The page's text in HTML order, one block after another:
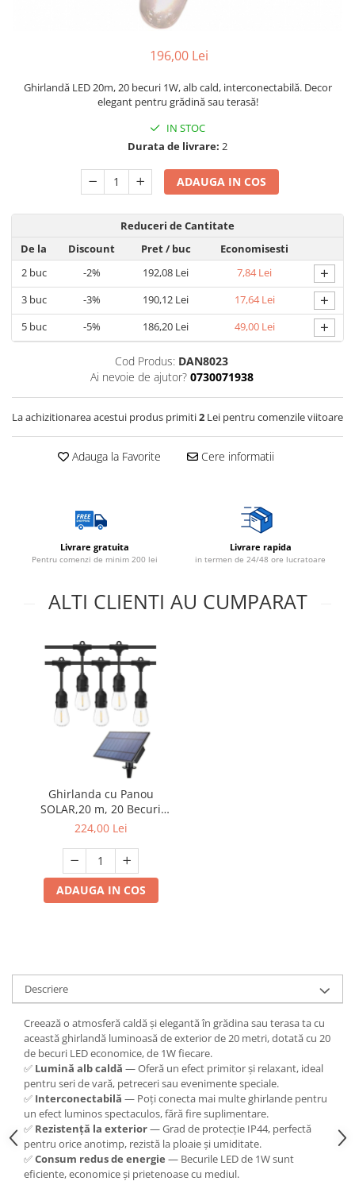
Veioze/Lămpi/lampa de veghe
exterior
Spoturi led pe sina
Alimentatoare/Drivere
Bară alimentare nul
Cablu electric, canal cablu
Cap prelungitor
Conectoare
electrice/Morsete/reglete
Doze
Dulii/Dulie adaptor
Electrocasnice de mici dimensiuni
Multimetru Digital
Prize
Triplu Stecher
Ştechere/Stecher adaptor
Ţeavă PVC
Corpuri Led lineare
Butuc yala,Broaste usa,Lacat
Tablou si sigurante electrice
Scule / utile / sonerii/ rulete
Adezivi si benzi adezive
Chei , clesti , patenti
Scule si unelte de
taiat,accesorii pentru gaurit si
Sonerii
Trepied
Ventilator
Lanterne
Accesorii camping
Conetica si conexiuni
196,00 Lei
Ghirlandă LED 20m, 20 becuri 1W, alb cald, interconectabilă. Decor
elegant pentru grădină sau terasă!
IN STOC
Durata de livrare: 2
ADAUGA IN COS
Reduceri de Cantitate
De la
Discount Pret/ buc
Economisesti
2buc -2% 192,08 Lei 7,84 Lei +
3buc -3% 190,12 Lei 17,64 Lei +
5buc -5% 186,20 Lei 49,00 Lei +
Cod Produs: DAN8023
Ai nevoie de ajutor? 0730071938
La achizitionarea acestui produs primiti2 Lei pentru comenzile viitoare
Adauga la Favorite Cere informatii
Livrare gratuita
Pentru comenzi de minim 200 lei
Livrare rapida
in termen de 24/48 ore lucratoare
ALTI CLIENTI AU CUMPARAT
Ghirlanda cu Panou
SOLAR,20 m, 20 Becuri
incluse filament LED S14,
Interconectabila, Jocuri
Lumini
224,00 Lei
ADAUGA IN COS
Descriere
Creează o atmosferă caldă și elegantă în grădina sau terasa ta cu
această ghirlandă luminoasă de exterior de 20 metri, dotată cu 20
de becuri LED economice, de 1W fiecare.
✅ Lumină alb caldă — Oferă un efect primitor și relaxant, ideal
pentru seri de vară, petreceri sau evenimente speciale.
✅ Interconectabilă — Poți conecta mai multe ghirlande pentru
un efect luminos spectaculos, fără fire suplimentare.
✅ Rezistență la exterior— Grad de protecție IP44, perfectă
pentru orice anotimp, rezistă la ploaie și umiditate.
✅Consum redus de energie — Becurile LED de 1W sunt
eficiente, economice și prietenoase cu mediul.